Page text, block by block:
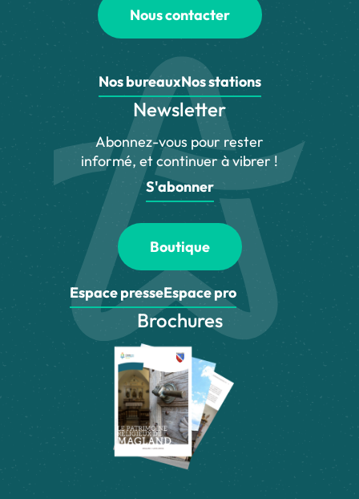
Nous contacter
Nos bureauxNos stations
Newsletter
Abonnez-vous pour rester
informé, et continuer à vibrer !
S'abonner
Boutique
Espace presseEspace pro
Brochures